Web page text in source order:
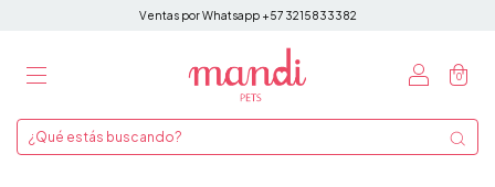
Ventas por Whatsapp +57 3215833382
0